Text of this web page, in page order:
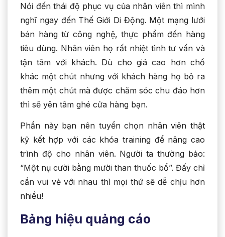
Nói đến thái độ phục vụ của nhân viên thì mình
nghĩ ngay đến Thế Giới Di Động. Một mạng lưới
bán hàng từ công nghệ, thực phẩm đến hàng
tiêu dùng. Nhân viên họ rất nhiệt tình tư vấn và
tận tâm với khách. Dù cho giá cao hơn chổ
khác một chút nhưng với khách hàng họ bỏ ra
thêm một chút mà được chăm sóc chu đáo hơn
thì sẽ yên tâm ghé cửa hàng bạn.
Phần này bạn nên tuyển chọn nhân viên thật
kỹ kết hợp với các khóa training để nâng cao
trình độ cho nhân viên. Người ta thường bảo:
“Một nụ cười bằng mười than thuốc bổ”. Đấy chỉ
cần vui vẻ với nhau thì mọi thứ sẽ dễ chịu hơn
nhiều!
Bảng hiệu quảng cáo